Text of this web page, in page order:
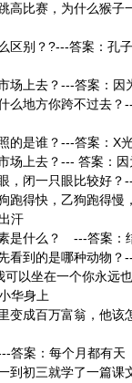
高比赛，为什么猴子
区别？?---答案：孔
场上去？---答案：因
么地方你跨不过去？
的是谁？---答案：X
场上去？--- 答案：
，闭一只眼比较好？
跑得快，乙狗跑得慢
汗
是什么？ ---答案：
看到的是哪种动物？
以坐在一个你永远
华身上
变成百万富翁，他该
答案：每个月都有天
到初三就学了一篇课